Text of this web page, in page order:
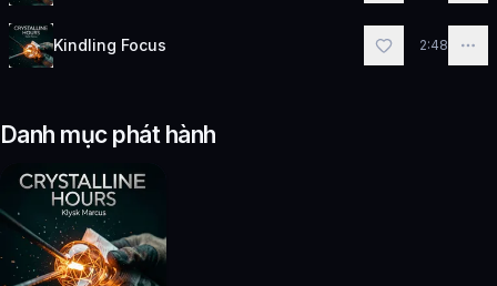
Kindling Focus 2:48
Danh mục phát hành